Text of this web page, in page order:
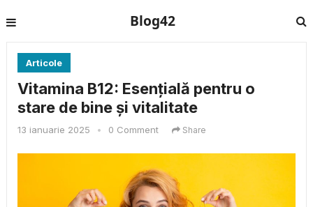
Blog42
Articole
Vitamina B12: Esențială pentru o
stare de bine și vitalitate
13 ianuarie 2025 • 0 Comment Share